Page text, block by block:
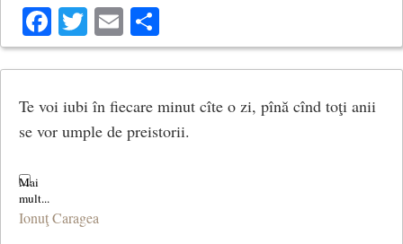
Facebook
Twitter
Email
Te voi iubi în fiecare minut cîte o zi, pînă cînd toţi anii
se vor umple de preistorii.
Ionuţ Caragea